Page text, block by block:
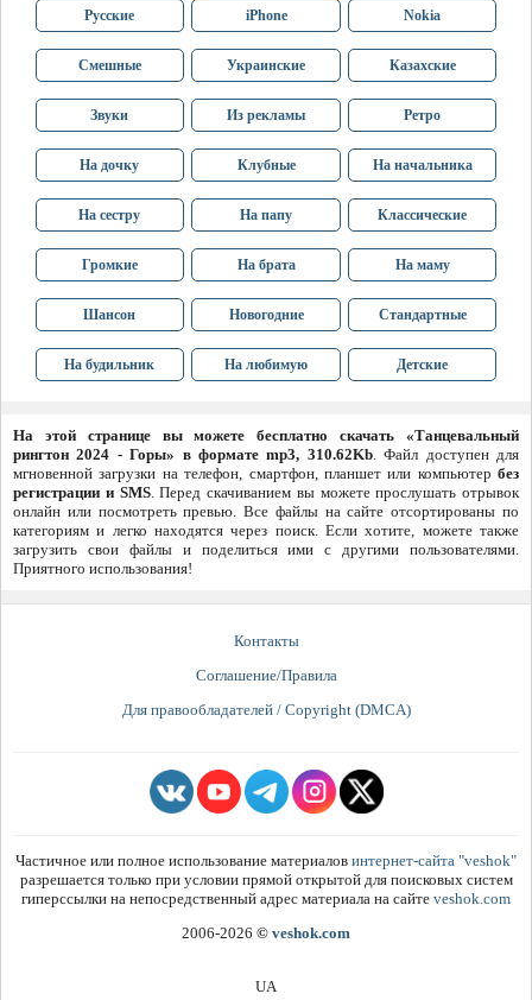
Русские iPhone Nokia
Смешные Украинские Казахские
Звуки Из рекламы Ретро
На дочку Клубные На начальника
На сестру На папу Классические
Громкие На брата На маму
Шансон Новогодние Стандартные
На будильник На любимую Детские
На этой странице вы можете бесплатно скачать «Танцевальный
рингтон 2024 - Горы» в формате mp3, 310.62Kb. Файл доступен для
мгновенной загрузки на телефон, смартфон, планшет или компьютер без
регистрации и SMS. Перед скачиванием вы можете прослушать отрывок
онлайн или посмотреть превью. Все файлы на сайте отсортированы по
категориям и легко находятся через поиск. Если хотите, можете также
загрузить свои файлы и поделиться ими с другими пользователями.
Приятного использования!
Контакты
Соглашение/Правила
Для правообладателей / Copyright (DMCA)
Частичное или полное использование материалов интернет-сайта "veshok"
разрешается только при условии прямой открытой для поисковых систем
гиперссылки на непосредственный адрес материала на сайте veshok.com
2006-2026 © veshok.com
UA